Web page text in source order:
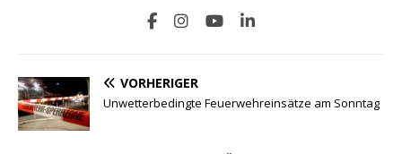
VORHERIGER
Unwetterbedingte Feuerwehreinsätze am Sonntag